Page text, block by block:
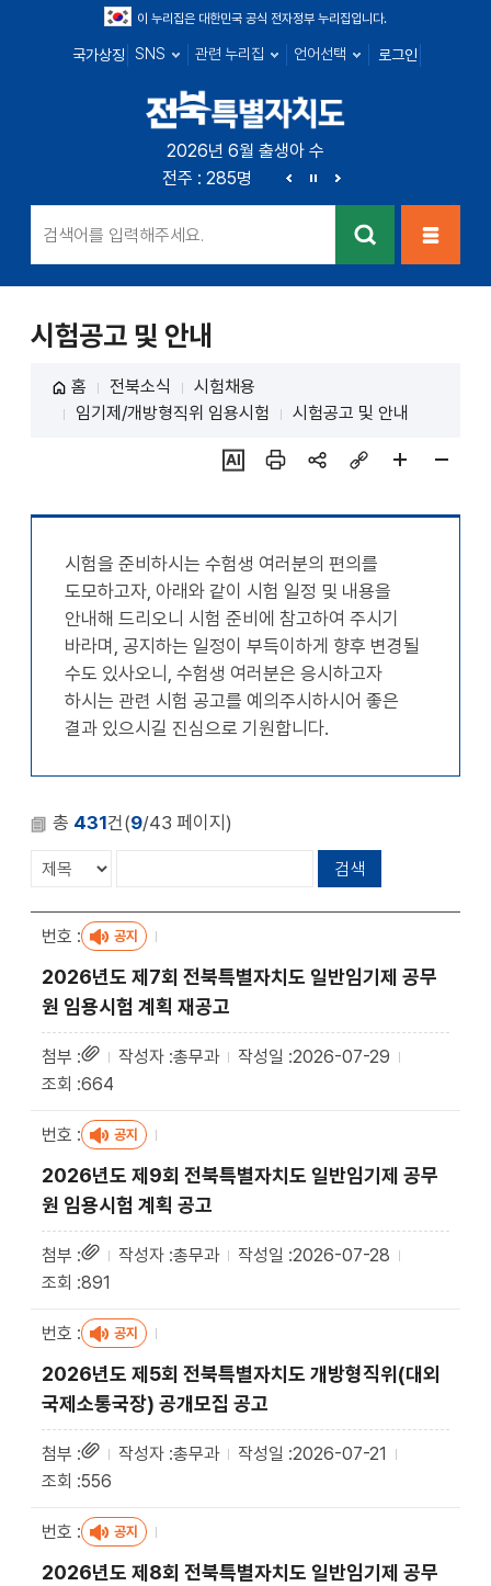
전북특별자치
도
2026년 6월 출생아 수
전주 : 285명 군산 : 104명
이 누리집은 대한민국 공식 전자정부 누리집입니다.
국가상징 SNS 관련 누리집 언어선택 로그인
시험공고 및 안내
홈 전북소식
시험채용
임기제/개방형직위 임용시험
시험공고 및 안내
시험을 준비하시는 수험생 여러분의 편의를
도모하고자, 아래와 같이 시험 일정 및 내용을
안내해 드리오니 시험 준비에 참고하여 주시기
바라며, 공지하는 일정이 부득이하게 향후 변경될
수도 있사오니, 수험생 여러분은 응시하고자
하시는 관련 시험 공고를 예의주시하시어 좋은
결과 있으시길 진심으로 기원합니다.
총 431건(9/43 페이지)
공지
2026년도 제7회 전북특별자치도 일반임기제 공무
원 임용시험 계획 재공고
총무과
2026-07-29
664
공지
2026년도 제9회 전북특별자치도 일반임기제 공무
원 임용시험 계획 공고
총무과
2026-07-28
891
공지
2026년도 제5회 전북특별자치도 개방형직위(대외
국제소통국장) 공개모집 공고
총무과
2026-07-21
556
공지
2026년도 제8회 전북특별자치도 일반임기제 공무